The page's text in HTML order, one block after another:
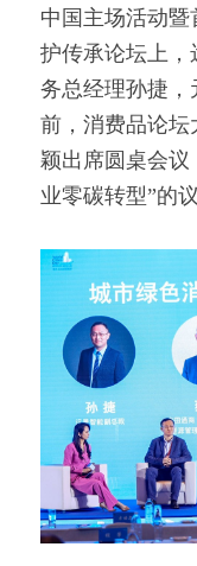
中国主场活动暨
护传承论坛上，
务总经理孙捷，
前，消费品论坛
颖出席圆桌会议
业零碳转型”的